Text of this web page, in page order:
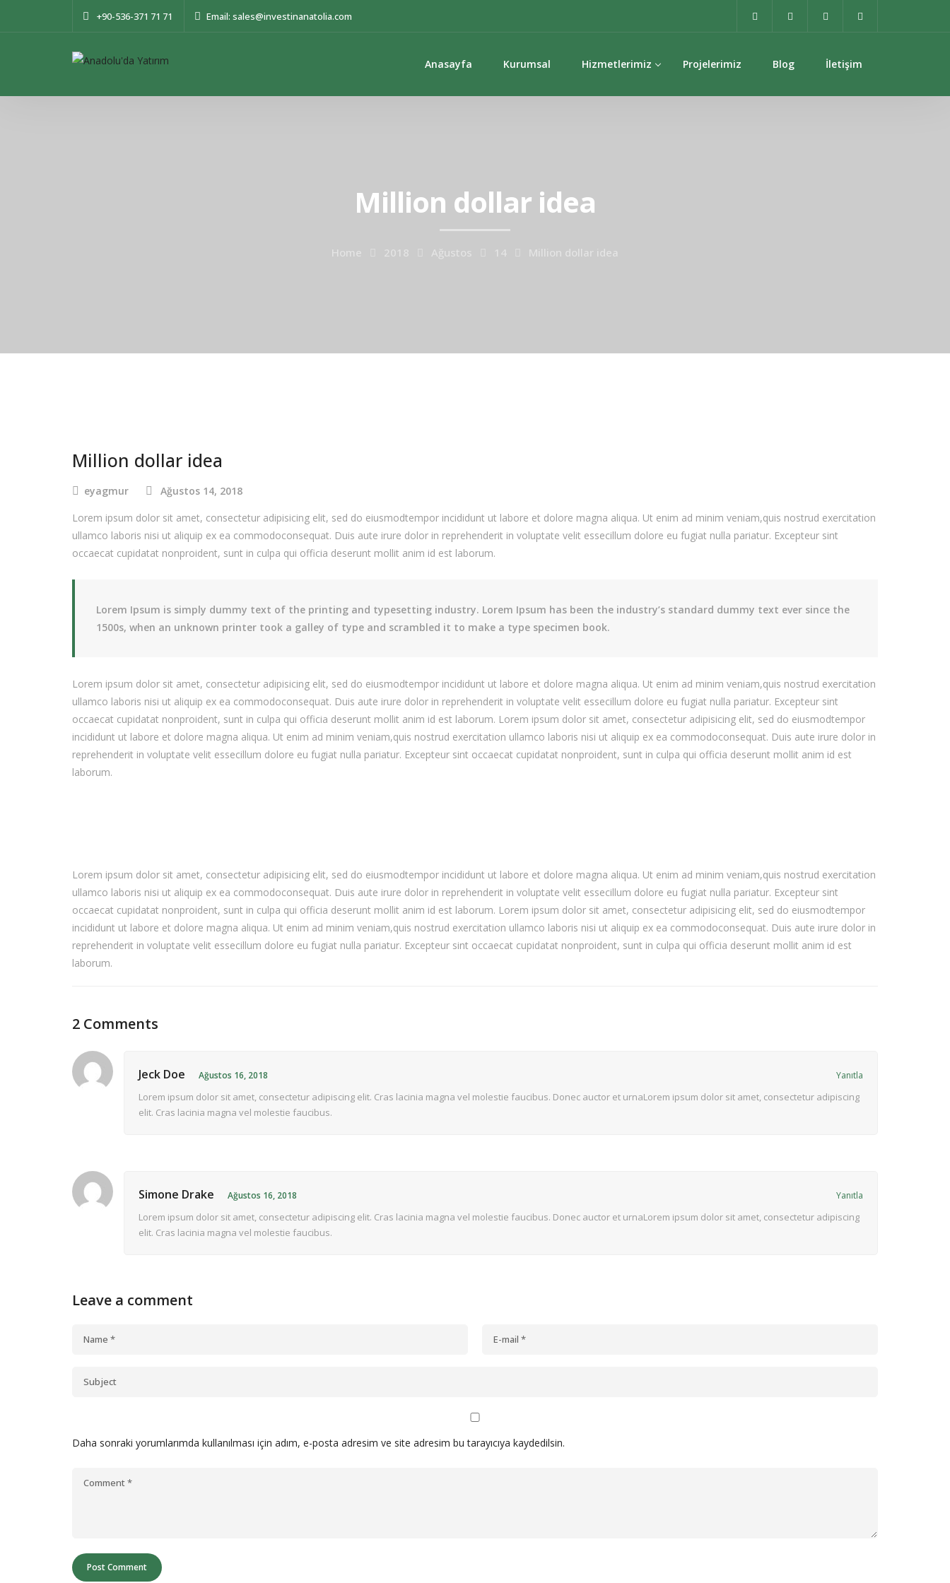
+90-536-371 71 71 Email: sales@investinanatolia.com
Anasayfa Kurumsal Hizmetlerimiz Projelerimiz Blog İletişim
Million dollar idea
Home 2018 Ağustos 14 Million dollar idea
Million dollar idea
eyagmur
Ağustos 14, 2018
Lorem ipsum dolor sit amet, consectetur adipisicing elit, sed do eiusmodtempor incididunt ut labore et dolore magna aliqua. Ut enim ad minim veniam,quis nostrud exercitation
ullamco laboris nisi ut aliquip ex ea commodoconsequat. Duis aute irure dolor in reprehenderit in voluptate velit essecillum dolore eu fugiat nulla pariatur. Excepteur sint
occaecat cupidatat nonproident, sunt in culpa qui officia deserunt mollit anim id est laborum.
Lorem Ipsum is simply dummy text of the printing and typesetting industry. Lorem Ipsum has been the industry’s standard dummy text ever since the
1500s, when an unknown printer took a galley of type and scrambled it to make a type specimen book.
Lorem ipsum dolor sit amet, consectetur adipisicing elit, sed do eiusmodtempor incididunt ut labore et dolore magna aliqua. Ut enim ad minim veniam,quis nostrud exercitation
ullamco laboris nisi ut aliquip ex ea commodoconsequat. Duis aute irure dolor in reprehenderit in voluptate velit essecillum dolore eu fugiat nulla pariatur. Excepteur sint
occaecat cupidatat nonproident, sunt in culpa qui officia deserunt mollit anim id est laborum. Lorem ipsum dolor sit amet, consectetur adipisicing elit, sed do eiusmodtempor
incididunt ut labore et dolore magna aliqua. Ut enim ad minim veniam,quis nostrud exercitation ullamco laboris nisi ut aliquip ex ea commodoconsequat. Duis aute irure dolor in
reprehenderit in voluptate velit essecillum dolore eu fugiat nulla pariatur. Excepteur sint occaecat cupidatat nonproident, sunt in culpa qui officia deserunt mollit anim id est
laborum.
Lorem ipsum dolor sit amet, consectetur adipisicing elit, sed do eiusmodtempor incididunt ut labore et dolore magna aliqua. Ut enim ad minim veniam,quis nostrud exercitation
ullamco laboris nisi ut aliquip ex ea commodoconsequat. Duis aute irure dolor in reprehenderit in voluptate velit essecillum dolore eu fugiat nulla pariatur. Excepteur sint
occaecat cupidatat nonproident, sunt in culpa qui officia deserunt mollit anim id est laborum. Lorem ipsum dolor sit amet, consectetur adipisicing elit, sed do eiusmodtempor
incididunt ut labore et dolore magna aliqua. Ut enim ad minim veniam,quis nostrud exercitation ullamco laboris nisi ut aliquip ex ea commodoconsequat. Duis aute irure dolor in
reprehenderit in voluptate velit essecillum dolore eu fugiat nulla pariatur. Excepteur sint occaecat cupidatat nonproident, sunt in culpa qui officia deserunt mollit anim id est
laborum.
2 Comments
Jeck Doe Ağustos 16, 2018 Yanıtla
Lorem ipsum dolor sit amet, consectetur adipiscing elit. Cras lacinia magna vel molestie faucibus. Donec auctor et urnaLorem ipsum dolor sit amet, consectetur adipiscing
elit. Cras lacinia magna vel molestie faucibus.
Simone Drake Ağustos 16, 2018 Yanıtla
Lorem ipsum dolor sit amet, consectetur adipiscing elit. Cras lacinia magna vel molestie faucibus. Donec auctor et urnaLorem ipsum dolor sit amet, consectetur adipiscing
elit. Cras lacinia magna vel molestie faucibus.
Leave a comment
Daha sonraki yorumlarımda kullanılması için adım, e-posta adresim ve site adresim bu tarayıcıya kaydedilsin.